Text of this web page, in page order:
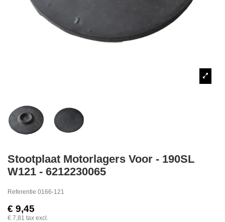
Stootplaat Motorlagers Voor - 190SL
W121 - 6212230065
Referentie 0166-121
€ 9,45
€ 7,81 tax excl.